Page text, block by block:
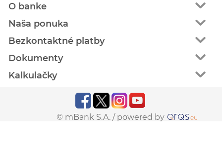
O banke
Naša ponuka
Bezkontaktné platby
Dokumenty
Kalkulačky
© mBank S.A. / powered by